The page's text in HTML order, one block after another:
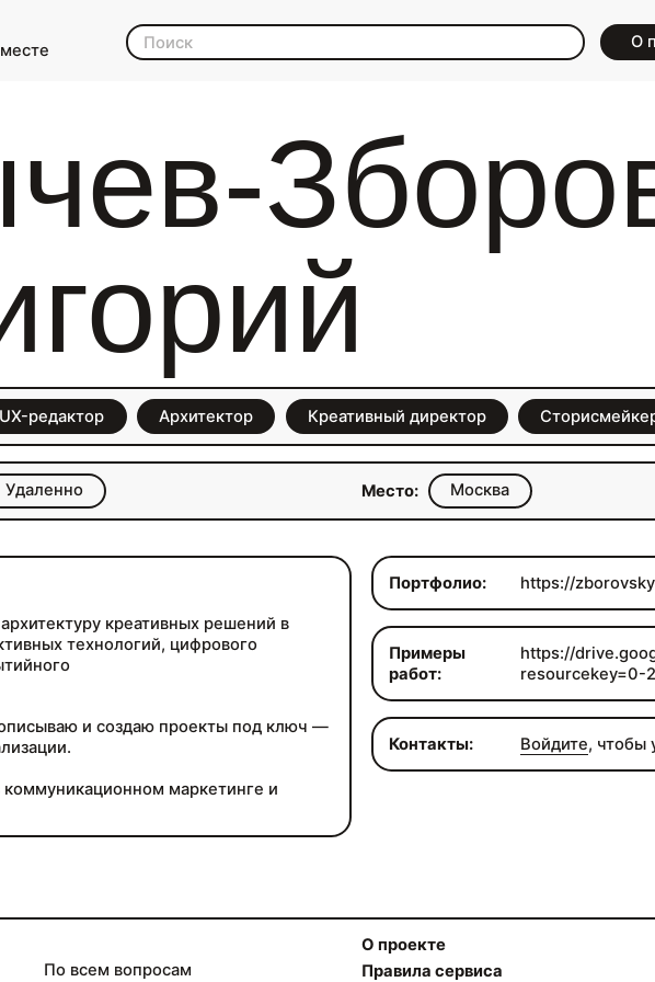
О
UX-редактор Архитектор Креативный директор
Удаленно Место: Москва
креативных решений в
технологий, цифрового
и создаю проекты под ключ —
коммуникационном маркетинге и
Портфолио: https://
Примеры
работ:
https://
resourcekey=0-
Контакты: Войдите, чтобы
По всем вопросам
О проекте
Правила сервиса